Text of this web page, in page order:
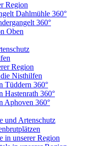
Region
Dahlmühle 360°
360°
Oben
Region
Nisthilfen
Tüddern 360°
Hastenrath 360°
Aphoven 360°
und Artenschutz
in unserer Region